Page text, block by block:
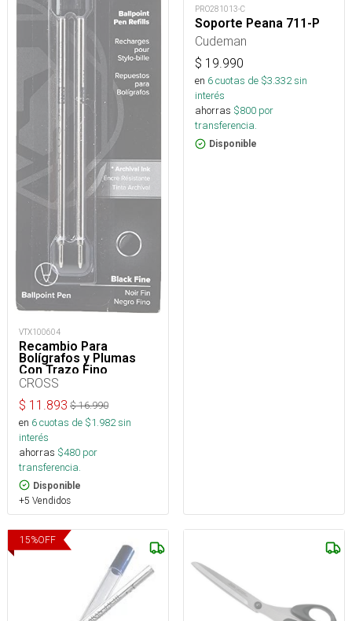
VTX100604
Recambio Para
Bolígrafos y Plumas
Con Trazo Fino
(Paquete de 2)
CROSS
$ 11.893 $16.990
en 6cuotas de $1.982sin
interés
ahorras $480 por
transferencia.
Disponible
+5 Vendidos
PRO281013-C
Soporte Peana 711-P
Cudeman
$ 19.990
en 6cuotas de $3.332sin
interés
ahorras $800 por
transferencia.
Disponible
15%OFF